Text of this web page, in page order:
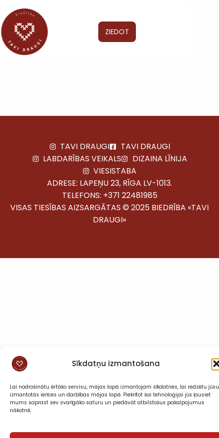
Sīkdatņu izmantošana
Lai nodrošinātu ērtāko servisu, mājas lapā izmantojam sīkdatnes, lai redzētu jūsu
izmantotās ierīces un darbības mājas lapā. Piekrītot šai tehnoloģijai jūs ļausiet
mums saprast sev svarīgāko saturu un piedāvāt atbilstošus pakalpojumus
nākotnē.
ZIEDOT
TAVI DRAUGI
TAVI DRAUGI
LABDARĪBAS VEIKALS
DIZAINA LĪNIJA
VIESISTABA
ADRESE: LAPEŅU 23, RĪGA LV-1013.
TELEFONS: +371 22481985
VISAS TIESĪBAS AIZSARGĀTAS © 2025 BIEDRĪBA «TAVI
DRAUGI»